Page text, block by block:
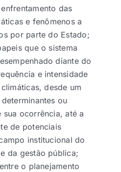
das
e fenômenos a
por parte do Estado;
que o sistema
diante do
e intensidade
desde um
ou
sua ocorrência, até a
de potenciais
institucional do
da gestão pública;
o planejamento